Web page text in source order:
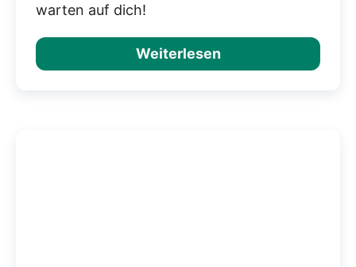
warten auf dich!
Weiterlesen